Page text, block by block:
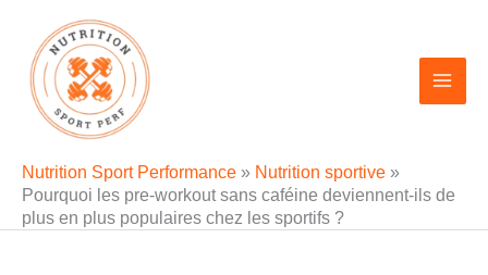
contenu
Nutrition Sport Performance » Nutrition sportive »
Pourquoi les pre-workout sans caféine deviennent-ils de
plus en plus populaires chez les sportifs ?